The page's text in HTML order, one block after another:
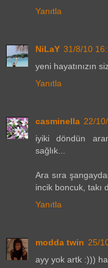
Yanıtla
NiLaY 31/8/10
yeni hayatınızın
Yanıtla
casminella 22/
iyiki döndün
sağlık...
Ara sıra
incik boncuk, takı
Yanıtla
modda twin 25/
ayy yok artk :)))